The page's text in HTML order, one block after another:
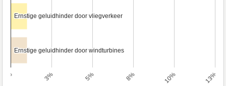
0% 3% 5% 8% 10% 13%
Ernstige geluidhinder door vliegverkeer
Ernstige geluidhinder door vliegverkeer
Ernstige geluidhinder door windturbines
Ernstige geluidhinder door windturbines